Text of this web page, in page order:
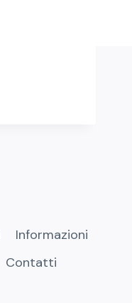
Informazioni
Contatti